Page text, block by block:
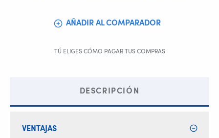
AÑADIR AL COMPARADOR
TÚ ELIGES CÓMO PAGAR TUS COMPRAS
DESCRIPCIÓN
VENTAJAS